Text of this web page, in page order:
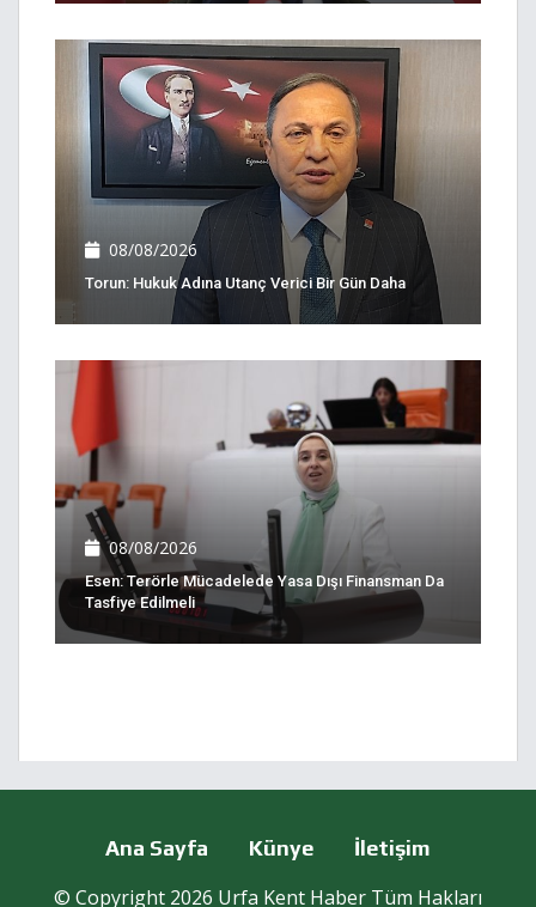
08/08/2026
Torun: Hukuk Adına Utanç Verici Bir Gün Daha
08/08/2026
Esen: Terörle Mücadelede Yasa Dışı Finansman Da
Tasfiye Edilmeli
Ana Sayfa Künye İletişim
© Copyright 2026 Urfa Kent Haber Tüm Hakları